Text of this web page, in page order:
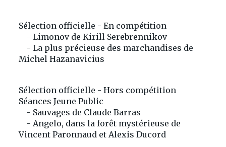
Sélection officielle - En compétition
- Limonov de Kirill Serebrennikov
- La plus précieuse des marchandises de
Michel Hazanavicius
Sélection officielle - Hors compétition
Séances Jeune Public
- Sauvages de Claude Barras
- Angelo, dans la forêt mystérieuse de
Vincent Paronnaud et Alexis Ducord